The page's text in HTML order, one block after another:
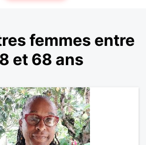
femmes entre
et 68 ans